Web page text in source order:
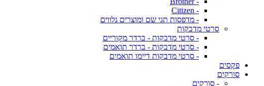
- Citizen
- מדפסות תגי שם ומוצרים נלווים
סרטי מדבקות
- סרטי מדבקות - ברדר מקוריים
- סרטי מדבקות - ברדר תואמים
- סרטי מדבקות דיימו תואמים
פקסים
סורקים
- סורקים